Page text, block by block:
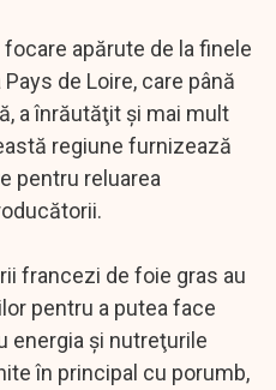
apărute de la finele
de Loire, care până
a înrăutăţit şi mai mult
regiune furnizează
pentru reluarea
francezi de foie gras au
pentru a putea face
energia şi nutreţurile
în principal cu porumb,